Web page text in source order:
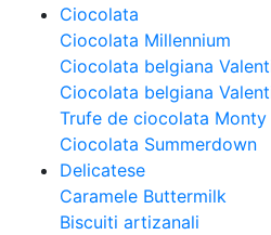
Ciocolata
Ciocolata Millennium
Ciocolata belgiana
Ciocolata belgiana
Trufe de ciocolata Monty
Ciocolata Summerdown
Delicatese
Caramele Buttermilk
Biscuiti artizanali